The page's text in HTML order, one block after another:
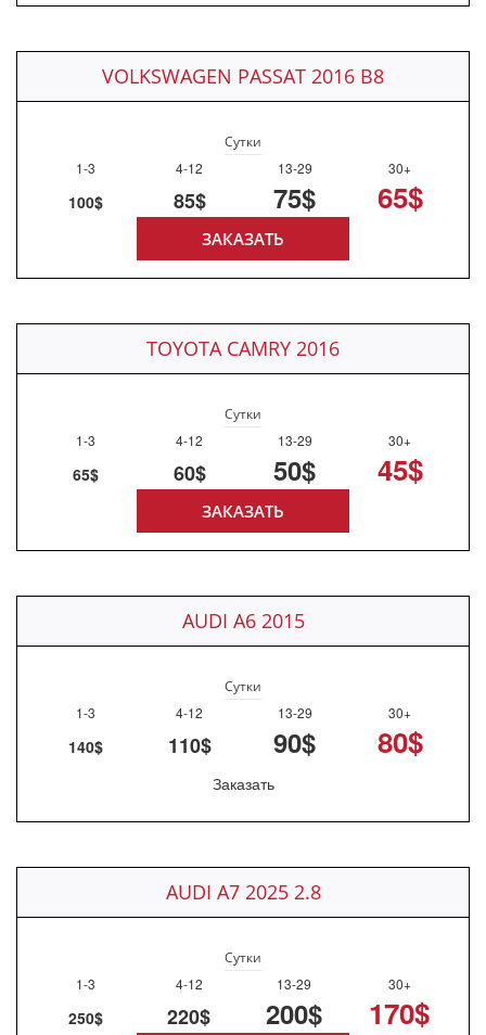
VOLKSWAGEN PASSAT 2016 B8
Сутки
1-3
4-12 13-29 30+
100$ 85$ 75$ 65$
ЗАКАЗАТЬ
TOYOTA CAMRY 2016
Сутки
1-3
4-12 13-29 30+
65$ 60$ 50$ 45$
ЗАКАЗАТЬ
AUDI A6 2015
Сутки
1-3
4-12 13-29 30+
140$ 110$ 90$ 80$
Заказать
AUDI A7 2025 2.8
Сутки
1-3
4-12 13-29 30+
250$ 220$ 200$ 170$